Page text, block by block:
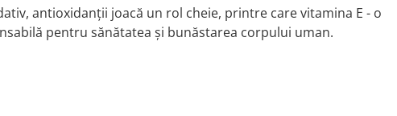
antioxidanții joacă un rol cheie, printre care vitamina E - o
pentru sănătatea și bunăstarea corpului uman.